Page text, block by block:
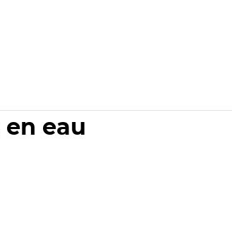
eau